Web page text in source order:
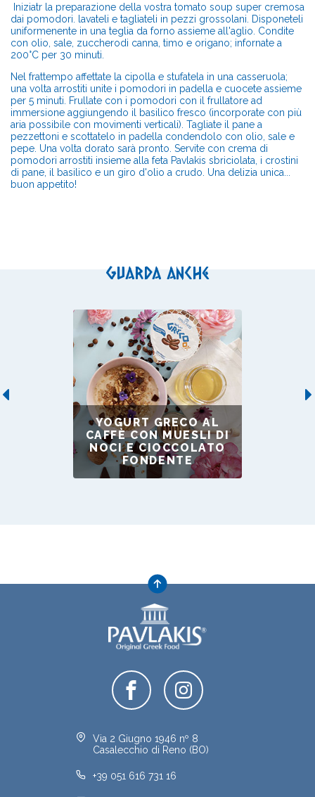
Iniziatr la preparazione della vostra tomato soup super cremosa
dai pomodori. lavateli e tagliateli in pezzi grossolani. Disponeteli
uniformenente in una teglia da forno assieme all'aglio. Condite
con olio, sale, zuccherodi canna, timo e origano; infornate a
200°C per 30 minuti.
Nel frattempo affettate la cipolla e stufatela in una casseruola;
una volta arrostiti unite i pomodori in padella e cuocete assieme
per 5 minuti. Frullate con i pomodori con il frullatore ad
immersione aggiungendo il basilico fresco (incorporate con più
aria possibile con movimenti verticali). Tagliate il pane a
pezzettoni e scottatelo in padella condendolo con olio, sale e
pepe. Una volta dorato sarà pronto. Servite con crema di
pomodori arrostiti insieme alla feta Pavlakis sbriciolata, i crostini
di pane, il basilico e un giro d'olio a crudo. Una delizia unica...
buon appetito!
Guarda anche
Previous
YOGURT GRECO AL
CAFFÈ CON MUESLI DI
NOCI E CIOCCOLATO
FONDENTE
Via 2 Giugno 1946 nº 8
Casalecchio di Reno (BO)
+39 051 616 731 16